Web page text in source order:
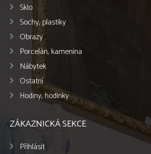
Sklo
Sochy, plastiky
Obrazy
Porcelán, kamenina
Nábytek
Ostatní
Hodiny, hodinky
ZÁKAZNICKÁ SEKCE
Přihlásit